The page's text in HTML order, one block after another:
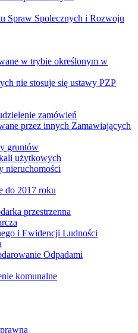
Spraw Spolecznych i Rozwoju
w trybie określonym w
nie stosuje się ustawy PZP
zamówień
przez innych Zamawiających
gruntów
użytkowych
nieruchomości
do 2017 roku
przestrzenna
i Ewidencji Ludności
Odpadami
komunalne